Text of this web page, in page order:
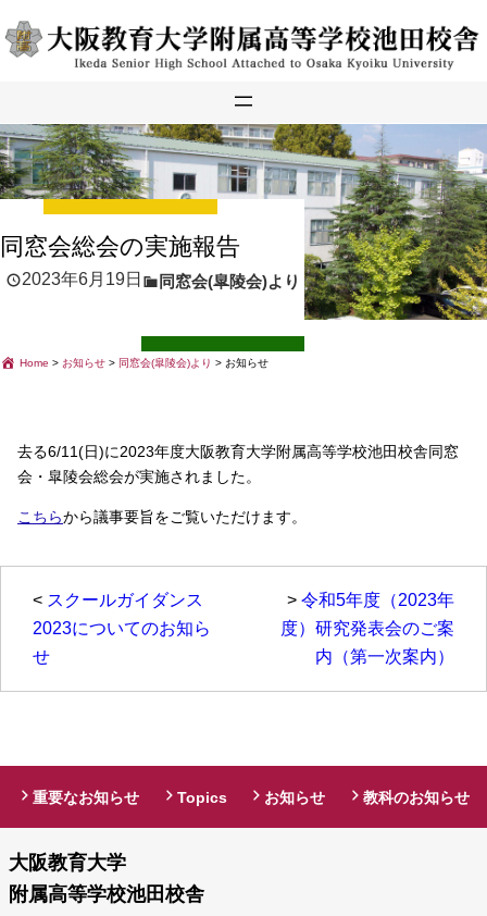
を
同窓会総会の実施報告
2023年6月19日 同窓会(皐陵会)より
Home > お知らせ > 同窓会(皐陵会)より > お知らせ
去る6/11(日)に2023年度大阪教育大学附属高等学校池田校舎同窓
会・皐陵会総会が実施されました。
こちらから議事要旨をご覧いただけます。
< スクールガイダンス
2023についてのお知ら
せ
> 令和5年度（2023年
度）研究発表会のご案
内（第一次案内）
重要なお知らせ Topics お知らせ 教科のお知らせ
大阪教育大学
附属高等学校池田校舎